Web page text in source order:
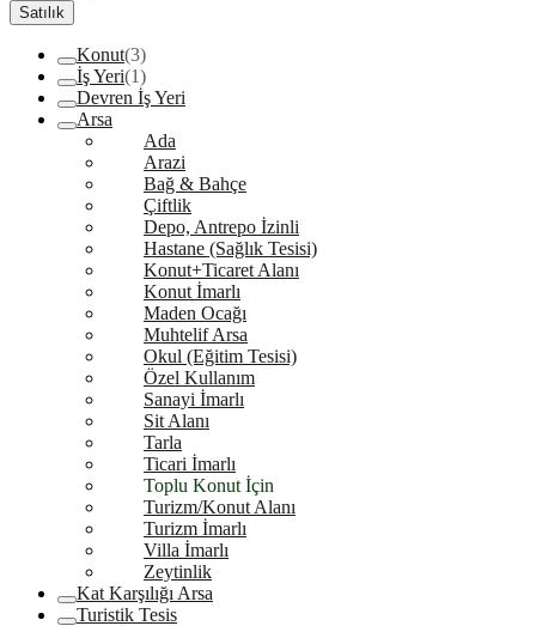
Satılık
Konut(3)
İş Yeri(1)
Devren İş Yeri
Arsa
Ada
Arazi
Bağ & Bahçe
Çiftlik
Depo, Antrepo İzinli
Hastane (Sağlık Tesisi)
Konut+Ticaret Alanı
Konut İmarlı
Maden Ocağı
Muhtelif Arsa
Okul (Eğitim Tesisi)
Özel Kullanım
Sanayi İmarlı
Sit Alanı
Tarla
Ticari İmarlı
Toplu Konut İçin
Turizm/Konut Alanı
Turizm İmarlı
Villa İmarlı
Zeytinlik
Kat Karşılığı Arsa
Turistik Tesis